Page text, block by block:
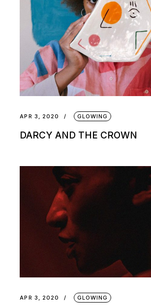
APR 3, 2020 GLOWING
DARCY AND THE CROWN
APR 3, 2020 GLOWING